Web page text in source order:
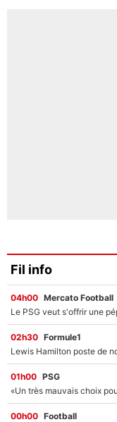
Fil info
04h00 Mercato Football
02h30 Formule1
01h00 PSG
00h00 Football